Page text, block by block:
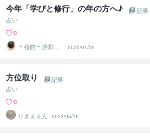
今年「学びと修行」の年の方へ♪
記事
占い
0
＊桜館＊沙彩
（さあや）
2025/01/25
方位取り
記事
占い
0
りえままん
2023/05/19